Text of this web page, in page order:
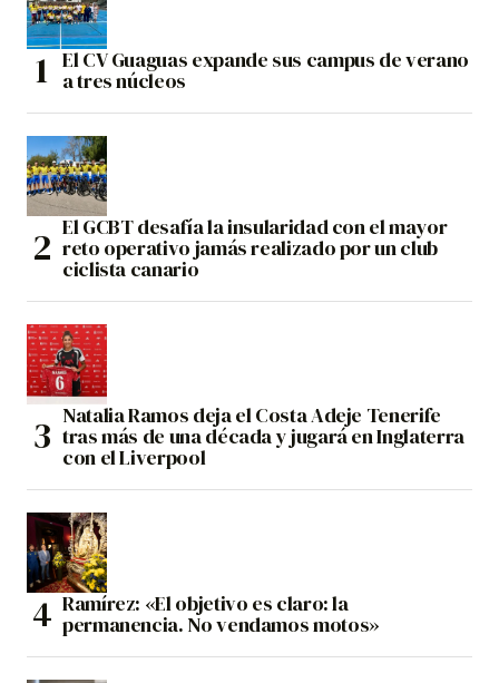
El CV Guaguas expande sus campus de verano
a tres núcleos
El GCBT desafía la insularidad con el mayor
reto operativo jamás realizado por un club
ciclista canario
Natalia Ramos deja el Costa Adeje Tenerife
tras más de una década y jugará en Inglaterra
con el Liverpool
Ramírez: «El objetivo es claro: la
permanencia. No vendamos motos»